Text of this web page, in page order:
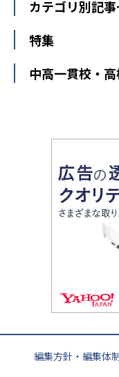
新潟県
中部
愛知県
静岡県
大阪府
兵庫県
鳥取県
島根県
香川県
鹿児島県
明光義塾
個別教室のトライ
武田塾
オンライン指導
中学受験ランキ
カテゴリ別記
中学受験
大学受験
教育全般
大学受験塾の選び
中学受験に熱心
小学校受験
家庭教師
特集
開成番長直伝！
運動と遊びを考
情報Ⅰ、数学が
アップ法
悩み多き「大学
英語・英会話・英
小学校教師が解
教育ジャーナリ
中高一貫校・
大学入試改革
ママテクエグザム
進化する中高一
編集方針・編集体